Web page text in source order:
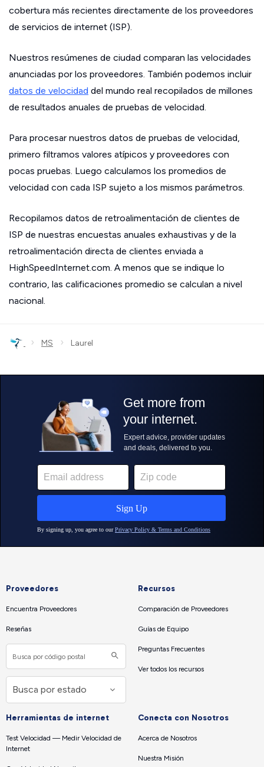
cobertura más recientes directamente de los proveedores
de servicios de internet (ISP).
Nuestros resúmenes de ciudad comparan las velocidades
anunciadas por los proveedores. También podemos incluir
datos de velocidad del mundo real recopilados de millones
de resultados anuales de pruebas de velocidad.
Para procesar nuestros datos de pruebas de velocidad,
primero filtramos valores atípicos y proveedores con
pocas pruebas. Luego calculamos los promedios de
velocidad con cada ISP sujeto a los mismos parámetros.
Recopilamos datos de retroalimentación de clientes de
ISP de nuestras encuestas anuales exhaustivas y de la
retroalimentación directa de clientes enviada a
HighSpeedInternet.com. A menos que se indique lo
contrario, las calificaciones promedio se calculan a nivel
nacional.
› MS › Laurel
Proveedores
Encuentra Proveedores
Reseñas
Recursos
Comparación de Proveedores
Guías de Equipo
Preguntas Frecuentes
Ver todos los recursos
Herramientas de internet
Test Velocidad — Medir Velocidad de
Internet
Conecta con Nosotros
Acerca de Nosotros
Nuestra Misión